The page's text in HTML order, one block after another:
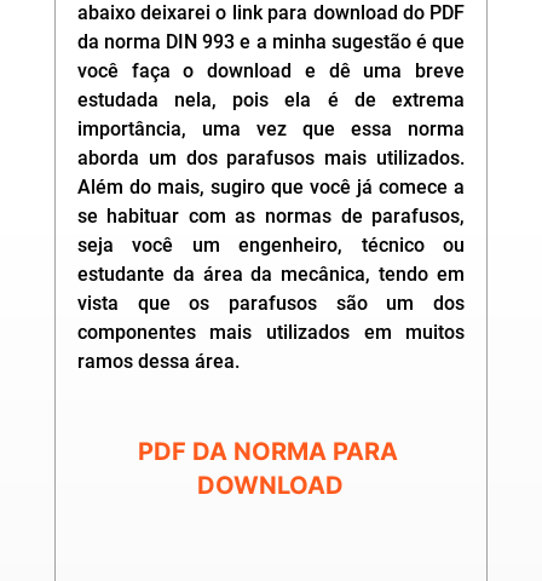
abaixo deixarei o link para download do PDF
da norma DIN 993 e a minha sugestão é que
você faça o download e dê uma breve
estudada nela, pois ela é de extrema
importância, uma vez que essa norma
aborda um dos parafusos mais utilizados.
Além do mais, sugiro que você já comece a
se habituar com as normas de parafusos,
seja você um engenheiro, técnico ou
estudante da área da mecânica, tendo em
vista que os parafusos são um dos
componentes mais utilizados em muitos
ramos dessa área.
PDF DA NORMA PARA
DOWNLOAD